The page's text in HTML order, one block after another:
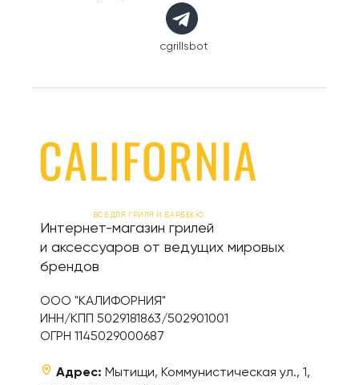
cgrillsbot
ВСЕ ДЛЯ ГРИЛЯ И БАРБЕКЮ
Интернет-магазин грилей
и аксессуаров от ведущих мировых
брендов
ООО "КАЛИФОРНИЯ"
ИНН/КПП 5029181863/502901001
ОГРН 1145029000687
Адрес: Мытищи, Коммунистическая ул., 1,